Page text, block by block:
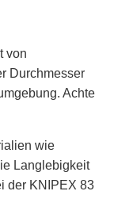
von
Durchmesser
Achte
wie
Langlebigkeit
der KNIPEX 83